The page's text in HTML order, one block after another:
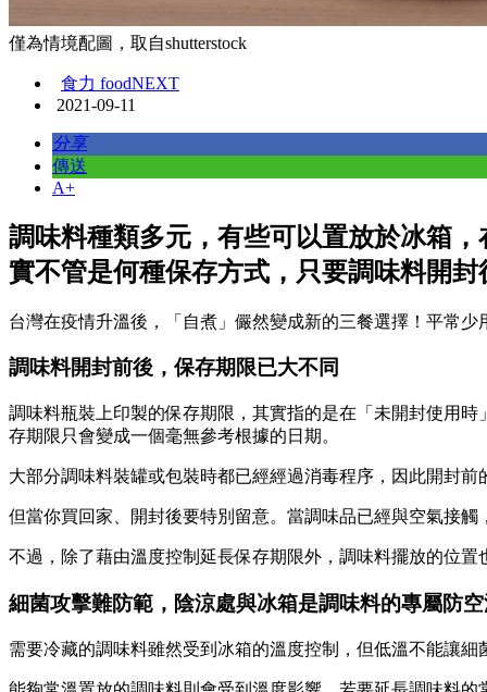
僅為情境配圖，取自shutterstock
食力 foodNEXT
2021-09-11
分享
傳送
A+
調味料種類多元，有些可以置放於冰箱
實不管是何種保存方式，只要調味料開
台灣在疫情升溫後，「自煮」儼然變成新的三餐選擇！平常
調味料開封前後，保存期限已大不同
調味料瓶裝上印製的保存期限，其實指的是在「未開封使用
存期限只會變成一個毫無參考根據的日期。
大部分調味料裝罐或包裝時都已經經過消毒程序，因此開封
但當你買回家、開封後要特別留意。當調味品已經與空氣接
不過，除了藉由溫度控制延長保存期限外，調味料擺放的位置
細菌攻擊難防範，陰涼處與冰箱是調味料的專屬防
需要冷藏的調味料雖然受到冰箱的溫度控制，但低溫不能讓